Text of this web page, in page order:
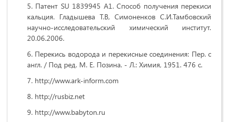
Патент SU 1839945 А1. Способ получения перекиси
кальция. Гладышева Т.В, Симоненков С.И.Тамбовский
научно-исследовательский химический институт.
20.06.2006.
Перекись водорода и перекисные соединения: Пер. с
англ. / Под ред. М. Е. Позина. - Л.: Химия, 1951. 476 с.
http://www.ark-inform.com
http://rusbiz.net
http://www.babyton.ru